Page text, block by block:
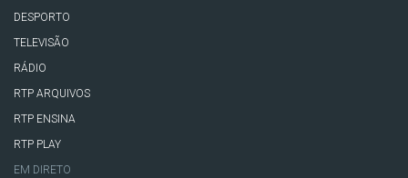
DESPORTO
TELEVISÃO
RÁDIO
RTP ARQUIVOS
RTP ENSINA
RTP PLAY
EM DIRETO